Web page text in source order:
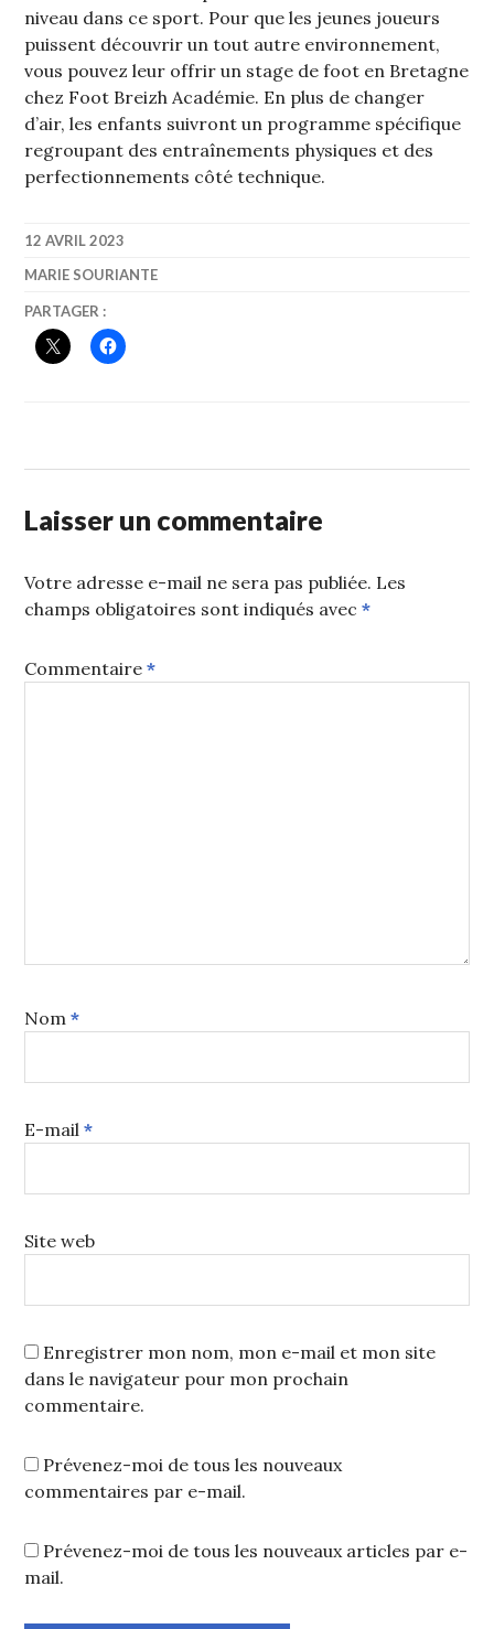
niveau dans ce sport. Pour que les jeunes joueurs
puissent découvrir un tout autre environnement,
vous pouvez leur offrir un stage de foot en Bretagne
chez Foot Breizh Académie. En plus de changer
d’air, les enfants suivront un programme spécifique
regroupant des entraînements physiques et des
perfectionnements côté technique.
12 AVRIL 2023
MARIE SOURIANTE
PARTAGER :
Laisser un commentaire
Votre adresse e-mail ne sera pas publiée. Les
champs obligatoires sont indiqués avec*
Commentaire*
Nom*
E-mail*
Site web
Enregistrer mon nom, mon e-mail et mon site
dans le navigateur pour mon prochain
commentaire.
Prévenez-moi de tous les nouveaux
commentaires par e-mail.
Prévenez-moi de tous les nouveaux articles par e-
mail.